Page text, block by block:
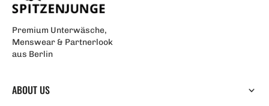
Premium Unterwäsche,
Menswear & Partnerlook
aus Berlin
ABOUT US